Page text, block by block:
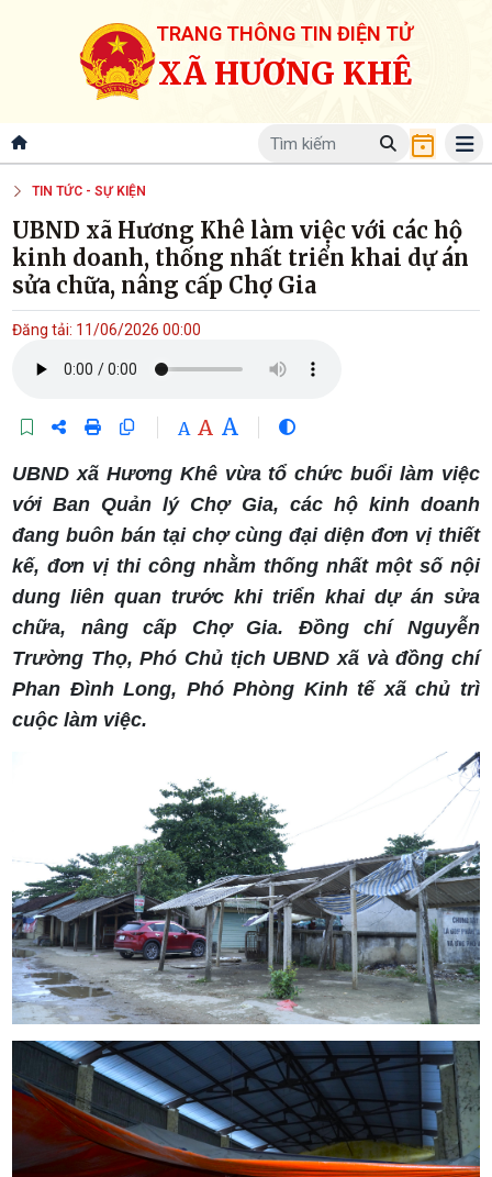
TRANG THÔNG TIN ĐIỆN TỬ
XÃ HƯƠNG KHÊ
TIN TỨC - SỰ KIỆN
UBND xã Hương Khê làm việc với các hộ
kinh doanh, thống nhất triển khai dự án
sửa chữa, nâng cấp Chợ Gia
Đăng tải: 11/06/2026 00:00
A A A
UBND xã Hương Khê vừa tổ chức buổi làm việc
với Ban Quản lý Chợ Gia, các hộ kinh doanh
đang buôn bán tại chợ cùng đại diện đơn vị thiết
kế, đơn vị thi công nhằm thống nhất một số nội
dung liên quan trước khi triển khai dự án sửa
chữa, nâng cấp Chợ Gia. Đồng chí Nguyễn
Trường Thọ, Phó Chủ tịch UBND xã và đồng chí
Phan Đình Long, Phó Phòng Kinh tế xã chủ trì
cuộc làm việc.